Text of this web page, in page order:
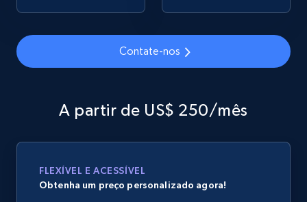
Home Depot US - Gather data on products
Sku, Product id, Product name, Manufacturer,
2.1K+ 355+
Contate-nos
A partir de US$ 250/mês
FLEXÍVEL E ACESSÍVEL
Obtenha um preço personalizado agora!